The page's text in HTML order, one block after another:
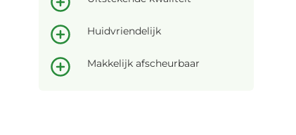
Huidvriendelijk
Makkelijk afscheurbaar